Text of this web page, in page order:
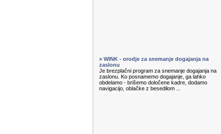
» WINK - orodje za snemanje dogajanja na
zaslonu
Je brezplačni program za snemanje dogajanja na
zaslonu. Ko posnamemo dogajanje, ga lahko
obdelamo - brišemo določene kadre, dodamo
navigacijo, oblačke z besedilom ...